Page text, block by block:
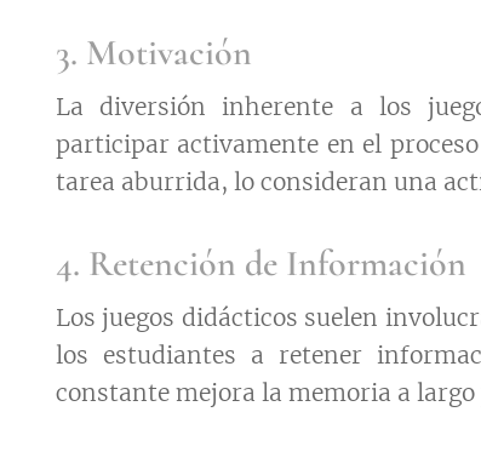
3. Motivación
La diversión inherente a los
participar activamente en el
tarea aburrida, lo consideran una
4. Retención de Información
Los juegos didácticos suelen
los estudiantes a retener
constante mejora la memoria a largo